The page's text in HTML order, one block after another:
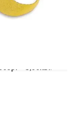
размер:
бр. 2000+
или ни
всяка